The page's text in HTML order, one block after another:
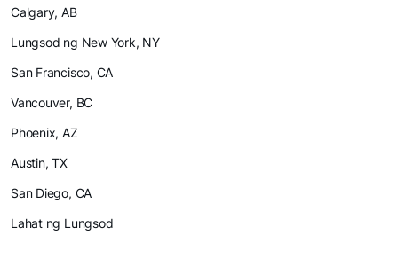
Calgary, AB
Lungsod ng New York, NY
San Francisco, CA
Vancouver, BC
Phoenix, AZ
Austin, TX
San Diego, CA
Lahat ng Lungsod